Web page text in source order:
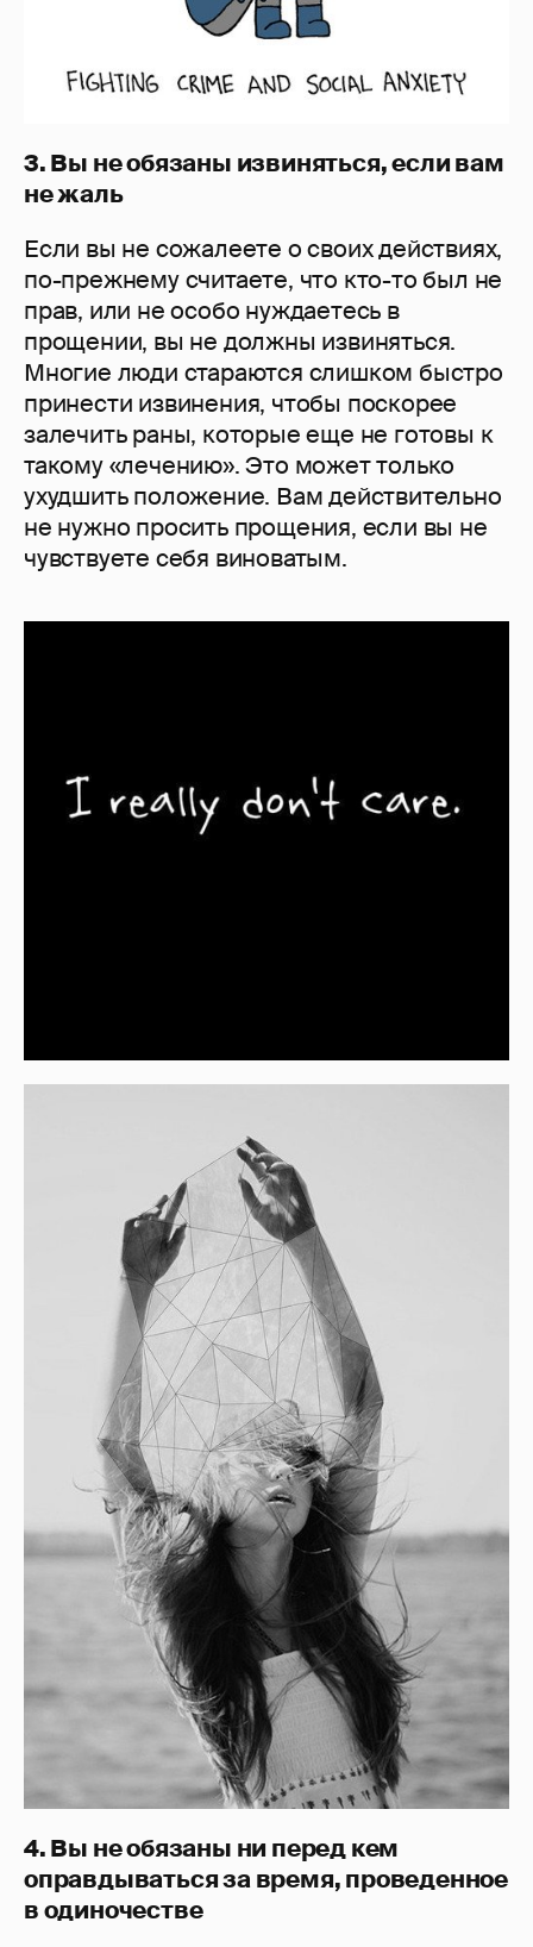
3. Вы не обязаны извиняться, если вам
не жаль
Если вы не сожалеете о своих действиях,
по-прежнему считаете, что кто-то был не
прав, или не особо нуждаетесь в
прощении, вы не должны извиняться.
Многие люди стараются слишком быстро
принести извинения, чтобы поскорее
залечить раны, которые еще не готовы к
такому «лечению». Это может только
ухудшить положение. Вам действительно
не нужно просить прощения, если вы не
чувствуете себя виноватым.
4. Вы не обязаны ни перед кем
оправдываться за время, проведенное
в одиночестве